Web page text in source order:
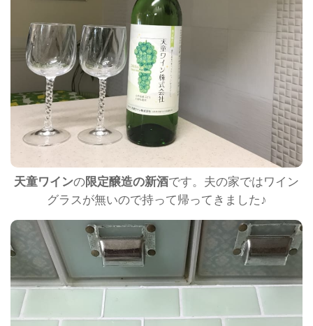
天童ワインの限定醸造の新酒です。夫の家ではワイン
グラスが無いので持って帰ってきました♪